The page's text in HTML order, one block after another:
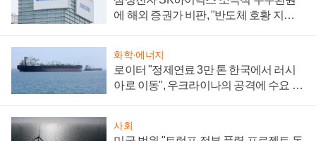
에 해외 증권가 비판, "반도체 호황 지속
화학·에너지
로이터 "정제연료 3만 톤 한국에서 러시
아로 이동", 우크라이나의 공격에 수요 늘
사회